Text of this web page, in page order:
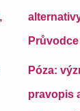
alternativy
Průvodce
Póza:
pravopis